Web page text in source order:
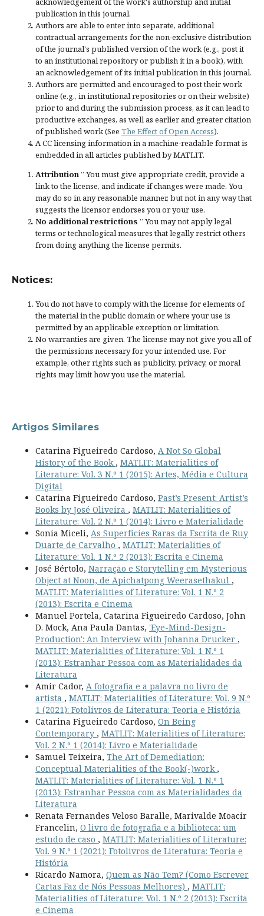
publication in this journal.
Authors are able to enter into separate, additional
contractual arrangements for the non-exclusive distribution
of the journal's published version of the work (e.g., post it
to an institutional repository or publish it in a book), with
an acknowledgement of its initial publication in this journal.
Authors are permitted and encouraged to post their work
online (e.g., in institutional repositories or on their website)
prior to and during the submission process, as it can lead to
productive exchanges, as well as earlier and greater citation
of published work (See The Effect of Open Access).
A CC licensing information in a machine-readable format is
embedded in all articles published by MATLIT.
Attribution” You must give appropriate credit, provide a
link to the license, andindicate if changes were made. You
may do so in any reasonable manner, but not in any way that
suggests the licensor endorses you or your use.
No additional restrictions ” You may not apply legal
terms ortechnological measuresthat legally restrict others
from doing anything the license permits.
Notices:
You do not have to comply with the license for elements of
the material in the public domain or where your use is
permitted by an applicable exception or limitation.
No warranties are given. The license may not give you all of
the permissions necessary for your intended use. For
example, other rights such as publicity, privacy, or moral
rights may limit how you use the material.
Artigos Similares
Catarina Figueiredo Cardoso, A Not So Global
History of the Book , MATLIT: Materialities of
Literature: Vol. 3 N.º 1 (2015): Artes, Média e Cultura
Digital
Catarina Figueiredo Cardoso, Past’s Present: Artist’s
Books by José Oliveira , MATLIT: Materialities of
Literature: Vol. 2 N.º 1 (2014): Livro e Materialidade
Sonia Miceli, As Superfícies Raras da Escrita de Ruy
Duarte de Carvalho , MATLIT: Materialities of
Literature: Vol. 1 N.º 2 (2013): Escrita e Cinema
José Bértolo, Narração e Storytelling em Mysterious
Object at Noon, de Apichatpong Weerasethakul ,
MATLIT: Materialities of Literature: Vol. 1 N.º 2
(2013): Escrita e Cinema
Manuel Portela, Catarina Figueiredo Cardoso, John
D. Mock, Ana Paula Dantas, 'Eye-Mind-Design-
Production': An Interview with Johanna Drucker ,
MATLIT: Materialities of Literature: Vol. 1 N.º 1
(2013): Estranhar Pessoa com as Materialidades da
Literatura
Amir Cador, A fotografia e a palavra no livro de
artista , MATLIT: Materialities of Literature: Vol. 9 N.º
1 (2021): Fotolivros de Literatura: Teoria e História
Catarina Figueiredo Cardoso, On Being
Contemporary , MATLIT: Materialities of Literature:
Vol. 2 N.º 1 (2014): Livro e Materialidade
Samuel Teixeira, The Art of Demediation:
Conceptual Materialities of the Book(-)work ,
MATLIT: Materialities of Literature: Vol. 1 N.º 1
(2013): Estranhar Pessoa com as Materialidades da
Literatura
Renata Fernandes Veloso Baralle, Marivalde Moacir
Francelin, O livro de fotografia e a biblioteca: um
estudo de caso , MATLIT: Materialities of Literature:
Vol. 9 N.º 1 (2021): Fotolivros de Literatura: Teoria e
História
Ricardo Namora, Quem as Não Tem? (Como Escrever
Cartas Faz de Nós Pessoas Melhores) , MATLIT:
Materialities of Literature: Vol. 1 N.º 2 (2013): Escrita
e Cinema